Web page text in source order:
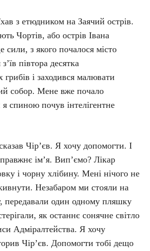
з етюдником на Заячий острів.
Чортів, або острів Івана
сили, з якого почалося місто
півтора десятка
і заходився малювати
собор. Мене вже почало
спиною почув інтелігентне
Чір’єв. Я хочу допомогти. І
ім’я. Вип’ємо? Лікар
і чорну хлібину. Мені нічого не
Незабаром ми стояли на
передавали один одному пляшку
як останнє сонячне світло
Адміралтейства. Я хочу
Чір’єв. Допомогти тобі дещо